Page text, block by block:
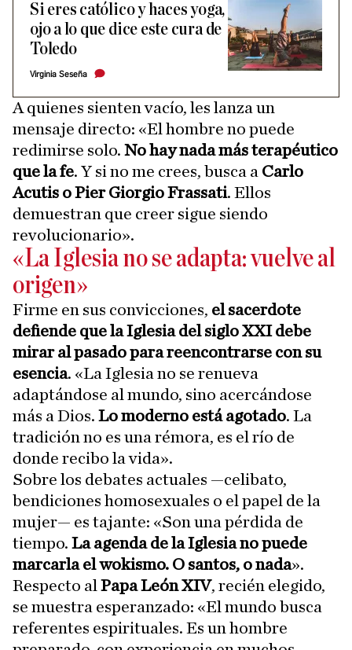
Si eres católico y haces yoga,
ojo a lo que dice este cura de
Toledo
Virginia Seseña
A quienes sienten vacío, les lanza un
mensaje directo: «El hombre no puede
redimirse solo. No hay nada más terapéutico
que la fe. Y si no me crees, busca a Carlo
Acutis o Pier Giorgio Frassati. Ellos
demuestran que creer sigue siendo
revolucionario».
«La Iglesia no se adapta: vuelve al
origen»
Firme en sus convicciones, el sacerdote
defiende que la Iglesia del siglo XXI debe
mirar al pasado para reencontrarse con su
esencia. «La Iglesia no se renueva
adaptándose al mundo, sino acercándose
más a Dios. Lo moderno está agotado. La
tradición no es una rémora, es el río de
donde recibo la vida».
Sobre los debates actuales —celibato,
bendiciones homosexuales o el papel de la
mujer— es tajante: «Son una pérdida de
tiempo. La agenda de la Iglesia no puede
marcarla el wokismo. O santos, o nada».
Respecto al Papa León XIV, recién elegido,
se muestra esperanzado: «El mundo busca
referentes espirituales. Es un hombre